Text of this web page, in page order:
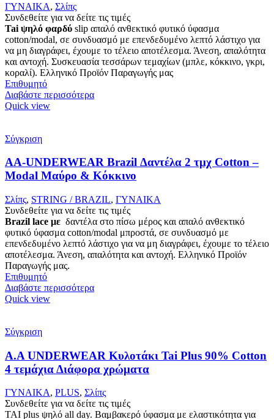
ΓΥΝΑΙΚΑ, Σλίπς
Συνδεθείτε για να δείτε τις τιμές
Tai ψηλό φαρδύ slip απαλό ανθεκτικό φυτικό ύφασμα
cotton/modal, σε συνδυασμό με επενδεδυμένο λεπτό λάστιχο για
να μη διαγράφει, έχουμε το τέλειο αποτέλεσμα. Άνεση, απαλότητα
και αντοχή. Συσκευασία τεσσάρων τεμαχίων (μπλε, κόκκινο, γκρι,
κοραλί). Ελληνικό Προϊόν Παραγωγής μας
Επιθυμητό
Διαβάστε περισσότερα
Quick view
Σύγκριση
AA-UNDERWEAR Brazil Δαντέλα 2 τμχ Cotton –
Modal Μαύρο & Κόκκινο
Σλίπς, STRING / BRAZIL, ΓΥΝΑΙΚΑ
Συνδεθείτε για να δείτε τις τιμές
Brazil lace με δαντέλα στο πίσω μέρος και απαλό ανθεκτικό
φυτικό ύφασμα cotton/modal μπροστά, σε συνδυασμό με
επενδεδυμένο λεπτό λάστιχο για να μη διαγράφει, έχουμε το τέλειο
αποτέλεσμα. Άνεση, απαλότητα και αντοχή. Ελληνικό Προϊόν
Παραγωγής μας.
Επιθυμητό
Διαβάστε περισσότερα
Quick view
Σύγκριση
Α.A UNDERWEAR Κυλοτάκι Tai Plus 90% Cotton
4 τεμάχια Διάφορα χρώματα
ΓΥΝΑΙΚΑ, PLUS, Σλίπς
Συνδεθείτε για να δείτε τις τιμές
ΤΑΙ plus ψηλό all day. Βαμβακερό ύφασμα με ελαστικότητα για